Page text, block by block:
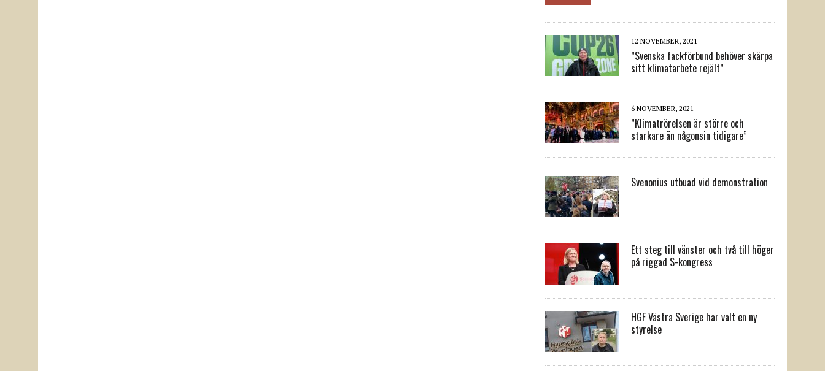
12 NOVEMBER, 2021
”Svenska fackförbund behöver skärpa
sitt klimatarbete rejält”
6 NOVEMBER, 2021
”Klimatrörelsen är större och
starkare än någonsin tidigare”
Svenonius utbuad vid demonstration
Ett steg till vänster och två till höger
på riggad S-kongress
HGF Västra Sverige har valt en ny
styrelse